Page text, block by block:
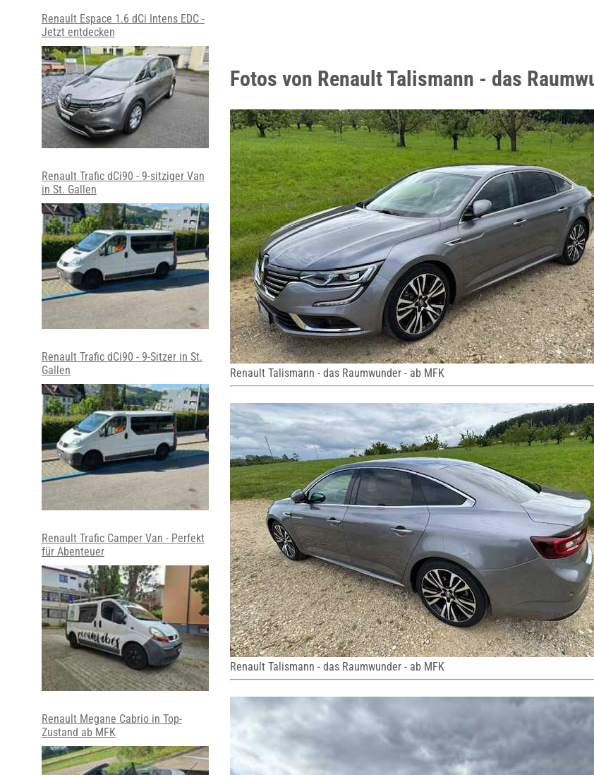
Fotos von Renault Talismann - das
Renault Talismann - das Raumwunder - ab MFK
Renault Talismann - das Raumwunder - ab MFK
Renault Espace 1.6 dCi Intens EDC -
Jetzt entdecken
Renault Trafic dCi90 - 9-sitziger Van
in St. Gallen
Renault Trafic dCi90 - 9-Sitzer in St.
Gallen
Renault Trafic Camper Van - Perfekt
für Abenteuer
Renault Megane Cabrio in Top-
Zustand ab MFK